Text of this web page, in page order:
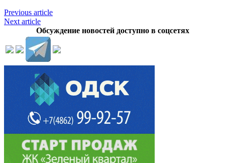
Previous article
Next article
Обсуждение новостей доступно в соцсетях